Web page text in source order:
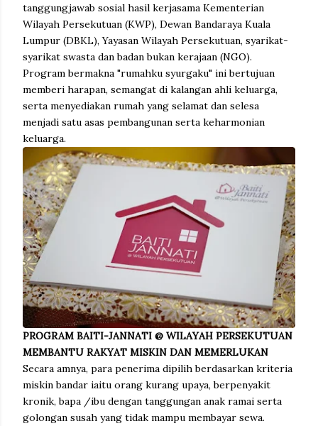
tanggungjawab sosial hasil kerjasama Kementerian
Wilayah Persekutuan (KWP), Dewan Bandaraya Kuala
Lumpur (DBKL), Yayasan Wilayah Persekutuan, syarikat-
syarikat swasta dan badan bukan kerajaan (NGO).
Program bermakna "rumahku syurgaku" ini bertujuan
memberi harapan, semangat di kalangan ahli keluarga,
serta menyediakan rumah yang selamat dan selesa
menjadi satu asas pembangunan serta keharmonian
keluarga.
PROGRAM BAITI-JANNATI @ WILAYAH PERSEKUTUAN
MEMBANTU RAKYAT MISKIN DAN MEMERLUKAN
Secara amnya, para penerima dipilih berdasarkan kriteria
miskin bandar iaitu orang kurang upaya, berpenyakit
kronik, bapa /ibu dengan tanggungan anak ramai serta
golongan susah yang tidak mampu membayar sewa.